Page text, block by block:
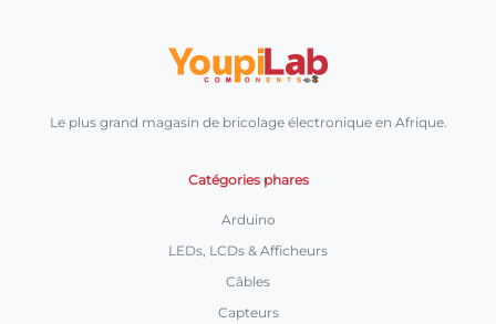
Le plus grand magasin de bricolage électronique en Afrique.
Catégories phares
Arduino
LEDs, LCDs & Afficheurs
Câbles
Capteurs